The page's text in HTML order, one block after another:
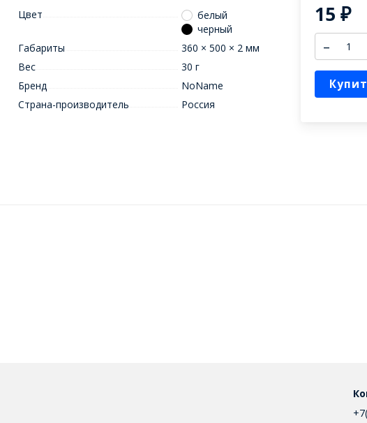
Цвет
белый
черный
Габариты
360 × 500 × 2 мм
Вес
30 г
Бренд
NoName
Страна-производитель
Россия
15 ₽
–